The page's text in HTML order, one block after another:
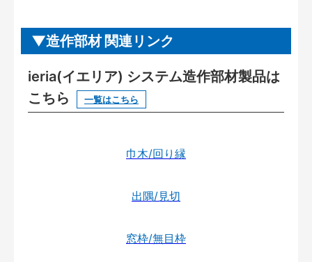
造作部材 関連リンク
ieria(イエリア) システム造作部材製品は
こちら
一覧はこちら
巾木/回り縁
出隅/見切
窓枠/無目枠